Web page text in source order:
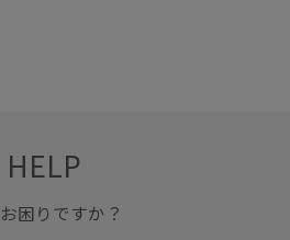
HELP
困りですか？